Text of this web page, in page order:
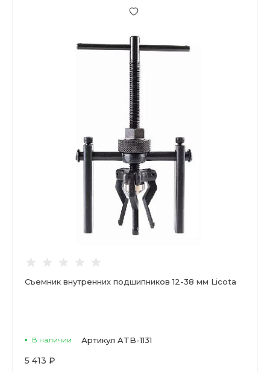
Съемник внутренних подшипников 12-38 мм Licota
В наличии Артикул ATB-1131
5 413 ₽